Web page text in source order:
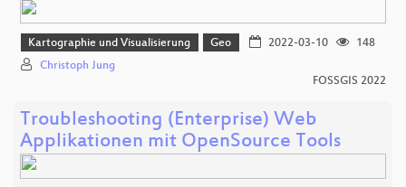
Kartographie und Visualisierung Geo 2022-03-10
148
Christoph Jung
FOSSGIS 2022
Troubleshooting (Enterprise) Web
Applikationen mit OpenSource Tools